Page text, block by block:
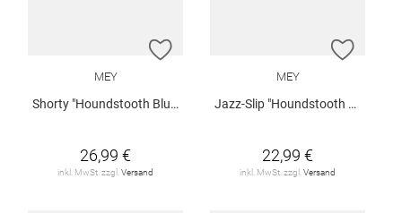
ZUR WUNSCHLISTE HINZUFÜGEN
MEY
Shorty "Houndstooth Blue"
26,99 €
inkl. MwSt. zzgl.Versand
ZUR
MEY
Jazz-Slip "Houndstooth Blue"
22,99 €
inkl. MwSt. zzgl.Versand